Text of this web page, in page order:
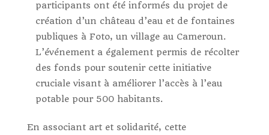
participants ont été informés du projet de
création d’un château d’eau et de fontaines
publiques à Foto, un village au Cameroun.
L’événement a également permis de récolter
des fonds pour soutenir cette initiative
cruciale visant à améliorer l’accès à l’eau
potable pour 500 habitants.
En associant art et solidarité, cette